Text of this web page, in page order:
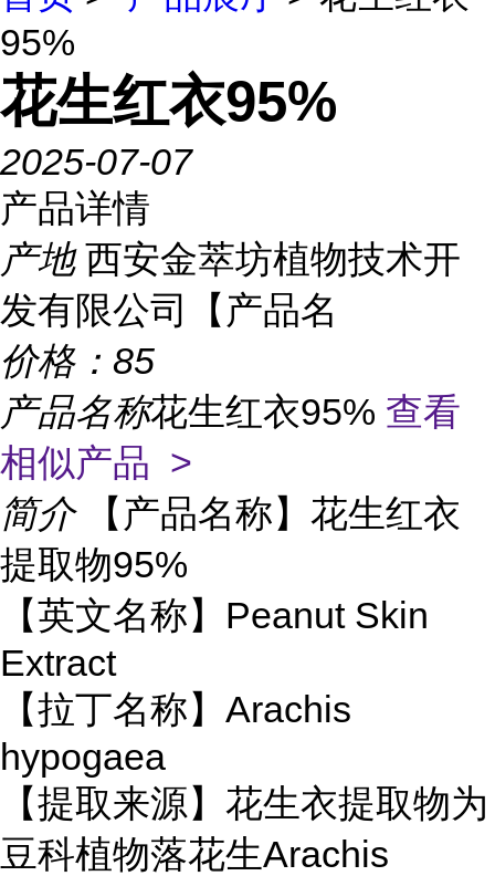
95%
花生红衣95%
2025-07-07
产品详情
产地 西安金萃坊植物技术开
发有限公司【产品名
价格： 85
产品名称花生红衣95% 查看
相似产品 >
简介
【产品名称】花生红衣
提取物95%
【英文名称】Peanut Skin
Extract
【拉丁名称】Arachis
hypogaea
【提取来源】花生衣提取物为
豆科植物落花生Arachis